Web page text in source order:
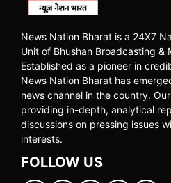
News Nation Bharat is a 24X7
Unit of Bhushan Broadcasting &
Established as a pioneer in
News Nation Bharat has
news channel in the country.
providing in-depth, analytical
discussions on pressing issues
interests.
FOLLOW US